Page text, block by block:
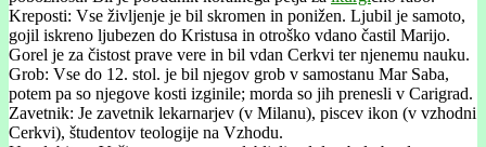
Kreposti: Vse življenje je bil skromen in ponižen. Ljubil je samoto,
gojil iskreno ljubezen do Kristusa in otroško vdano častil Marijo.
Gorel je za čistost prave vere in bil vdan Cerkvi ter njenemu nauku.
Grob: Vse do 12. stol. je bil njegov grob v samostanu Mar Saba,
potem pa so njegove kosti izginile; morda so jih prenesli v Carigrad.
Zavetnik: Je zavetnik lekarnarjev (v Milanu), piscev ikon (v vzhodni
Cerkvi), študentov teologije na Vzhodu.